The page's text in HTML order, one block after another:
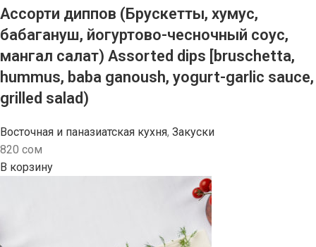
Ассорти диппов (Брускетты, хумус,
бабагануш, йогуртово-чесночный соус,
мангал салат) Assorted dips [bruschetta,
hummus, baba ganoush, yogurt-garlic sauce,
grilled salad)
Восточная и паназиатская кухня, Закуски
820 сом
В корзину